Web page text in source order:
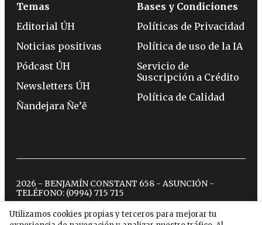
Utilizamos cookies propias y terceros para mejorar tu
Temas
Editorial ÚH
Noticias positivas
Pódcast ÚH
Newsletters ÚH
Ñandejara Ñe’ẽ
Bases y Condiciones
Políticas de Privacidad
Política de uso de la IA
Servicio de
Suscripción a Crédito
Política de Calidad
2026 - BENJAMÍN CONSTANT 658 - ASUNCIÓN -
TELÉFONO: (0994) 715 715